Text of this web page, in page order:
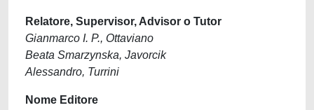
Relatore, Supervisor, Advisor o Tutor
Gianmarco I. P., Ottaviano
Beata Smarzynska, Javorcik
Alessandro, Turrini
Nome Editore